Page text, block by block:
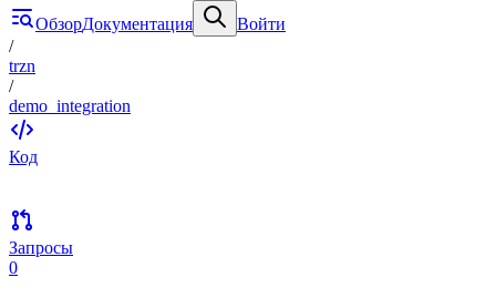
ОбзорДокументация
Войти
/
trzn
/
demo_integration
Код
Запросы
0